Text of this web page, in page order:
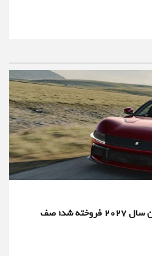
تمامی محصولات فراری تا پایان سال ۲۰۲۷ فروخته شد؛ صف